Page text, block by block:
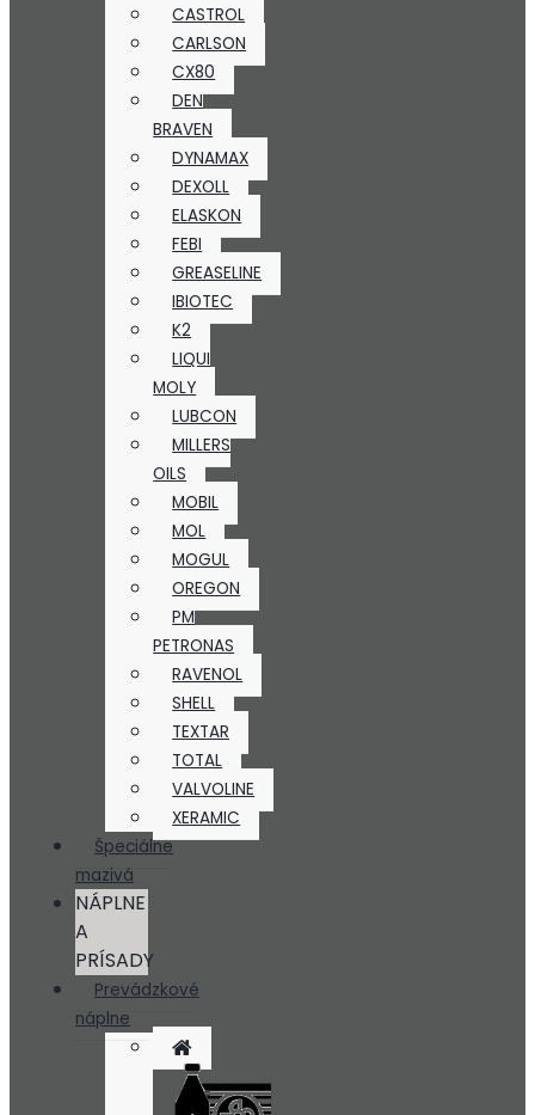
CASTROL
CARLSON
CX80
DEN
BRAVEN
DYNAMAX
DEXOLL
ELASKON
FEBI
GREASELINE
IBIOTEC
K2
LIQUI
MOLY
LUBCON
MILLERS
OILS
MOBIL
MOL
MOGUL
OREGON
PM
PETRONAS
RAVENOL
SHELL
TEXTAR
TOTAL
VALVOLINE
XERAMIC
Špeciálne
mazivá
NÁPLNE
A
PRÍSADY
Prevádzkové
náplne